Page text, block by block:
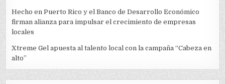
Hecho en Puerto Rico y el Banco de Desarrollo Económico
firman alianza para impulsar el crecimiento de empresas
locales
Xtreme Gel apuesta al talento local con la campaña “Cabeza en
alto”